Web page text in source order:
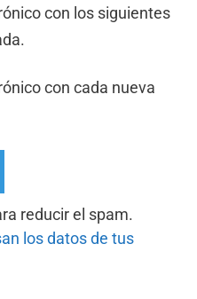
con los siguientes
con cada nueva
reducir el spam.
los datos de tus